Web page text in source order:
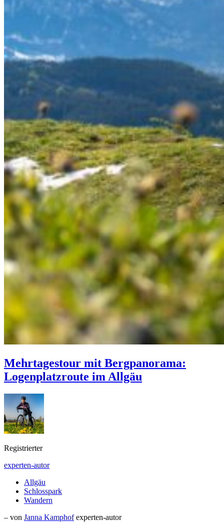
Mehrtagestour mit Bergpanorama:
Logenplatzroute im Allgäu
Registrierter
experten-autor
Allgäu
Schlosspark
Wandern
– von Janna Kamphof experten-autor